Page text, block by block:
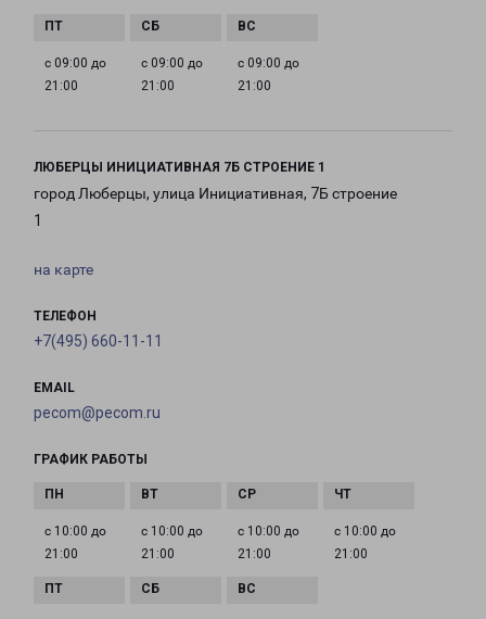
с 09:00 до
21:00
с 09:00 до
21:00
с 09:00 до
21:00
ЛЮБЕРЦЫ ИНИЦИАТИВНАЯ 7Б СТРОЕНИЕ 1
город Люберцы, улица Инициативная, 7Б строение
1
на карте
ТЕЛЕФОН
+7(495) 660-11-11
EMAIL
pecom@pecom.ru
ГРАФИК РАБОТЫ
с 10:00 до
21:00
с 10:00 до
21:00
с 10:00 до
21:00
с 10:00 до
21:00